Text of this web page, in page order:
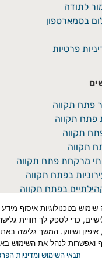
לתודה
בסמארטפון
פרטיות
פתח תקווה
פתח תקווה
תקווה
תקווה
מרקחת פתח תקווה
בפתח תקווה
בפתח תקווה
כדי לספק לך חוויית
ושיווק. המשך גלישה
ואפשרות לנהל את השימוש
תנאי השימוש ומדיניות